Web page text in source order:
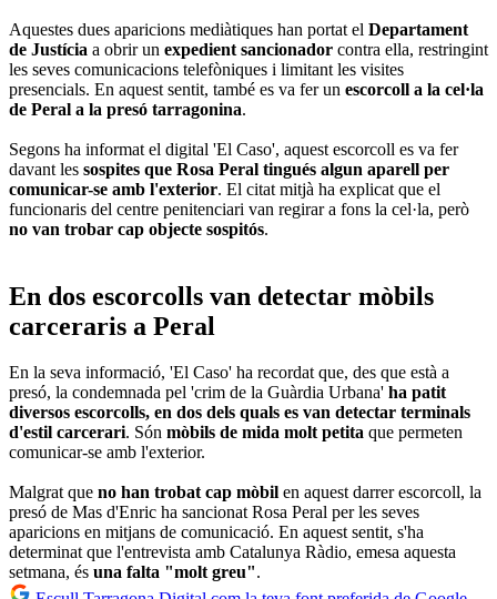
Aquestes dues aparicions mediàtiques han portat el Departament
de Justícia a obrir un expedient sancionador contra ella, restringint
les seves comunicacions telefòniques i limitant les visites
presencials. En aquest sentit, també es va fer un escorcoll a la cel·la
de Peral a la presó tarragonina.
Segons ha informat el digital 'El Caso', aquest escorcoll es va fer
davant les sospites que Rosa Peral tingués algun aparell per
comunicar-se amb l'exterior. El citat mitjà ha explicat que el
funcionaris del centre penitenciari van regirar a fons la cel·la, però
no van trobar cap objecte sospitós.
En dos escorcolls van detectar mòbils
carceraris a Peral
En la seva informació, 'El Caso' ha recordat que, des que està a
presó, la condemnada pel 'crim de la Guàrdia Urbana' ha patit
diversos escorcolls, en dos dels quals es van detectar terminals
d'estil carcerari. Són mòbils de mida molt petita que permeten
comunicar-se amb l'exterior.
Malgrat que no han trobat cap mòbil en aquest darrer escorcoll, la
presó de Mas d'Enric ha sancionat Rosa Peral per les seves
aparicions en mitjans de comunicació. En aquest sentit, s'ha
determinat que l'entrevista amb Catalunya Ràdio, emesa aquesta
setmana, és una falta "molt greu".